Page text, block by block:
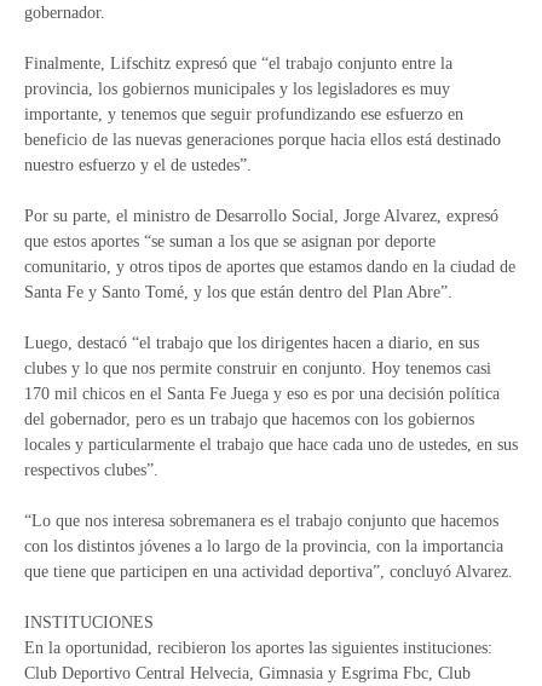
gobernador.
Finalmente, Lifschitz expresó que “el trabajo conjunto entre la
provincia, los gobiernos municipales y los legisladores es muy
importante, y tenemos que seguir profundizando ese esfuerzo en
beneficio de las nuevas generaciones porque hacia ellos está destinado
nuestro esfuerzo y el de ustedes”.
Por su parte, el ministro de Desarrollo Social, Jorge Alvarez, expresó
que estos aportes “se suman a los que se asignan por deporte
comunitario, y otros tipos de aportes que estamos dando en la ciudad de
Santa Fe y Santo Tomé, y los que están dentro del Plan Abre”.
Luego, destacó “el trabajo que los dirigentes hacen a diario, en sus
clubes y lo que nos permite construir en conjunto. Hoy tenemos casi
170 mil chicos en el Santa Fe Juega y eso es por una decisión política
del gobernador, pero es un trabajo que hacemos con los gobiernos
locales y particularmente el trabajo que hace cada uno de ustedes, en sus
respectivos clubes”.
“Lo que nos interesa sobremanera es el trabajo conjunto que hacemos
con los distintos jóvenes a lo largo de la provincia, con la importancia
que tiene que participen en una actividad deportiva”, concluyó Alvarez.
INSTITUCIONES
En la oportunidad, recibieron los aportes las siguientes instituciones:
Club Deportivo Central Helvecia, Gimnasia y Esgrima Fbc, Club